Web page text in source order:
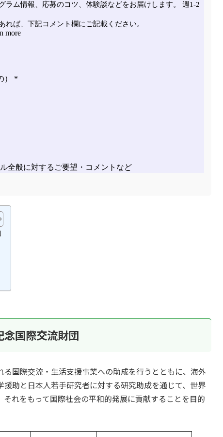
国際交流財団
国際交流・生活支援事業への助成を行うとともに、海外
助と日本人若手研究者に対する研究助成を通じて、世界
れをもって国際社会の平和的発展に貢献することを目的